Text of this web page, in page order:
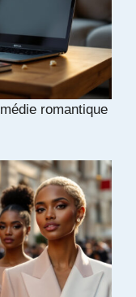
romantique